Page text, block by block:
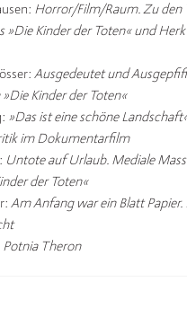
Horror/Film/Raum. Zu den
»Die Kinder der Toten« und
Ausgedeutet und
Kinder der Toten«
»Das ist eine schöne
im Dokumentarfilm
Untote auf Urlaub. Mediale
der Toten«
Am Anfang war ein Blatt Papier.
Potnia Theron